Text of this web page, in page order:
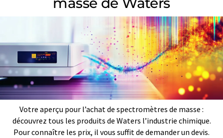
Votre aperçu pour l’achat de spectromètres de masse :
découvrez tous les produits de Waters l’industrie chimique.
Pour connaître les prix, il vous suffit de demander un devis.